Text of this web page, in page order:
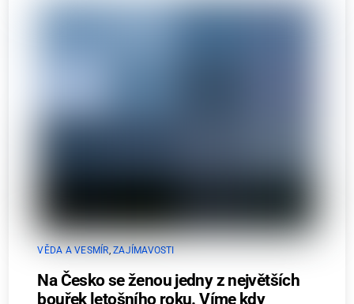
VĚDA A VESMÍR,ZAJÍMAVOSTI
Na Česko se ženou jedny z největších
bouřek letošního roku. Víme kdy